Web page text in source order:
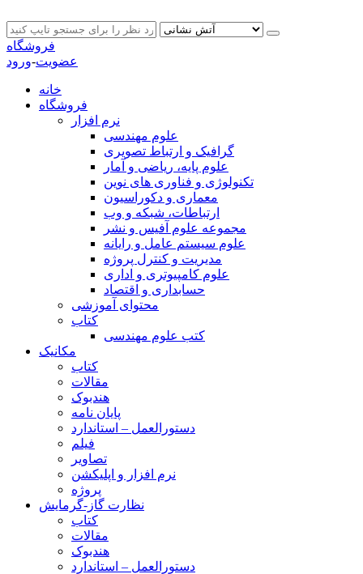
فروشگاه
عضویت-ورود
خانه
فروشگاه
نرم افزار
علوم مهندسی
گرافیک و ارتباط تصویری
علوم پایه، ریاضی و آمار
تکنولوژی و فناوری های نوین
معماری و دکوراسیون
ارتباطات، شبکه و وب
مجموعه علوم آفیس و نشر
علوم سیستم عامل و رایانه
مدیریت و کنترل پروژه
علوم کامپیوتری و اداری
حسابداری و اقتصاد
محتوای آموزشی
کتاب
کتب علوم مهندسی
مکانیک
کتاب
مقالات
هندبوک
پایان نامه
دستورالعمل – استاندارد
فیلم
تصاویر
نرم افزار و اپلیکشن
پروژه
نظارت گاز-گرمایش
کتاب
مقالات
هندبوک
دستورالعمل – استاندارد